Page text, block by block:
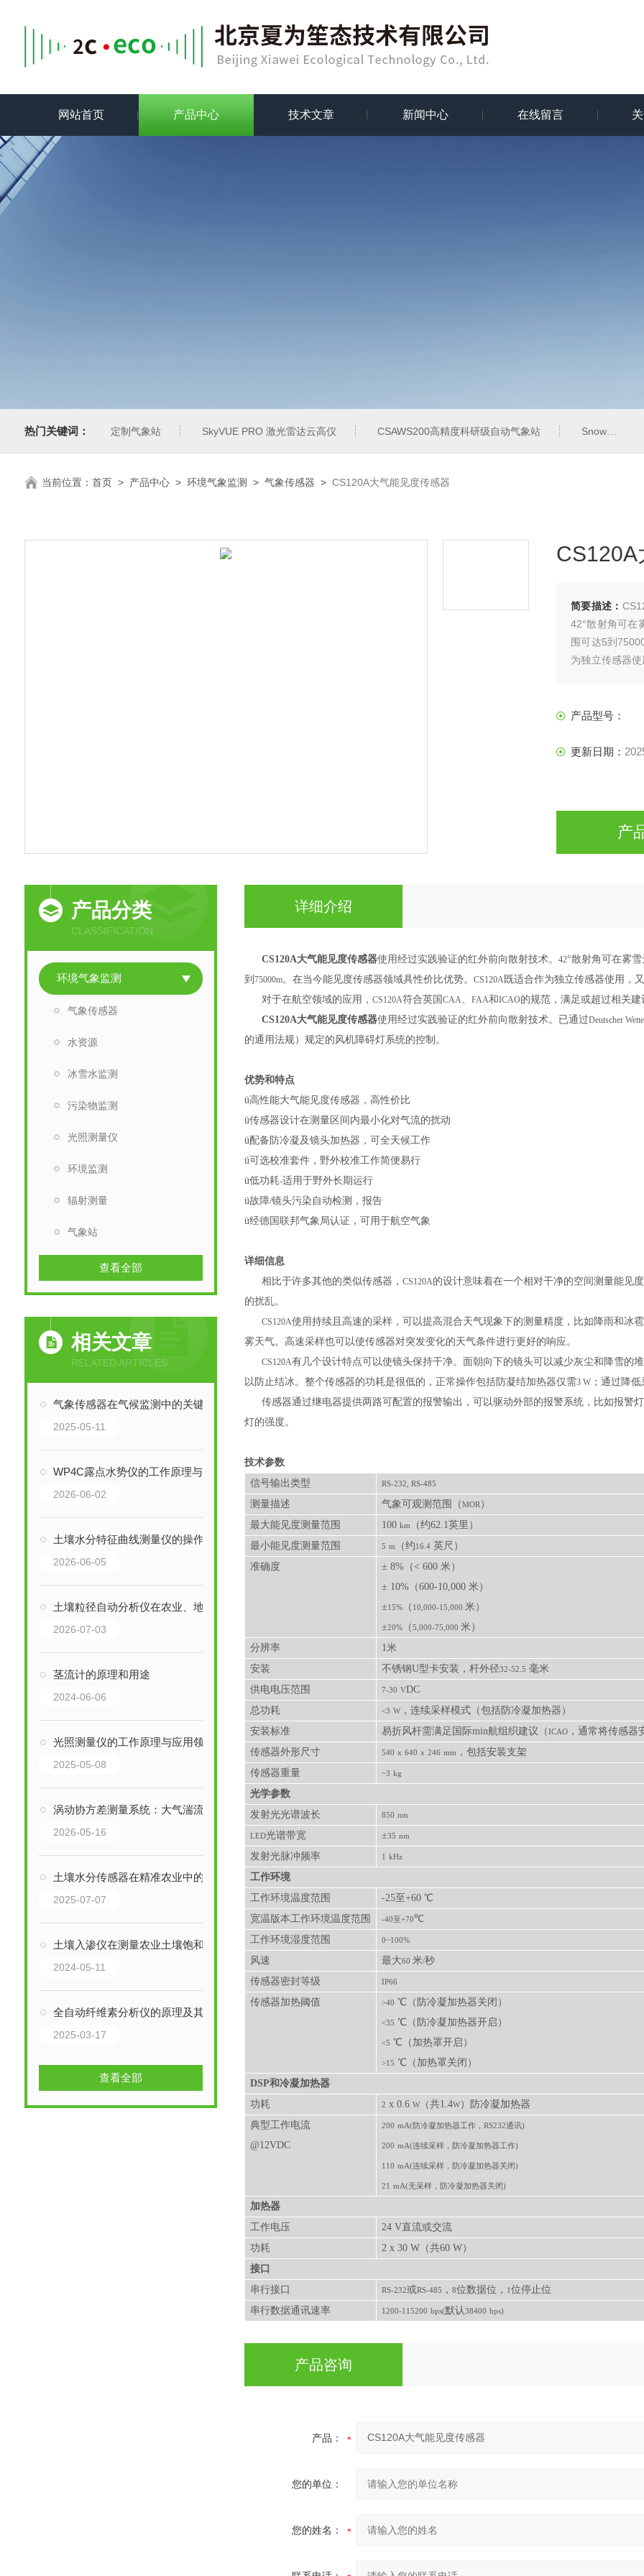
网站首页 产品中心 技术文章 新闻中心 在线留言
热门关键词： 定制气象站 SkyVUE PRO 激光雷达云高仪 CSAWS200高精度科研级自动气象站 SnowVUE10数字雪深传感器
当前位置： 首页> 产品中心> 环境气象监测 > 气象传感器 > CS120A大气能见度传感器
CS120A
简要描述：
42°散射角可在
围可达5到
为独立传感器
产品型号：
更新日期：
产
产品分类
CLASSIFICATION
环境气象监测
气象传感器
水资源
冰雪水监测
污染物监测
光照测量仪
环境监测
辐射测量
气象站
查看全部
相关文章
RELATED ARTICLES
气象传感器在气候监测中的关键作用
2025-05-11
WP4C露点水势仪的工作原理与土壤水势精准测量应用
2026-06-02
土壤水分特征曲线测量仪的操作规范与误差分析
2026-06-05
土壤粒径自动分析仪在农业、地质及生态监测中的应用
2026-07-03
茎流计的原理和用途
2024-06-06
光照测量仪的工作原理与应用领域
2025-05-08
涡动协方差测量系统：大气湍流通量监测的核心技术
2026-05-16
土壤水分传感器在精准农业中的应用
2025-07-07
土壤入渗仪在测量农业土壤饱和导水率中的应用
2024-05-11
全自动纤维素分析仪的原理及其使用注意事项
2025-03-17
查看全部
详细介绍
CS120A大气能见度传感器使用经过实践验证的红外前向散射技术。42°散射角可在雾
到75000m。在当今能见度传感器领域具性价比优势。CS120A既适合作为独立传感器使用，
对于在航空领域的应用，CS120A符合英国CAA、FAA和ICAO的规范，满足或超过相关
CS120A大气能见度传感器使用经过实践验证的红外前向散射技术。 已通过Deutscher
的通用法规）规定的风机障碍灯系统的控制。
优势和特点
ü高性能大气能见度传感器，高性价比
ü传感器设计在测量区间内最小化对气流的扰动
ü配备防冷凝及镜头加热器，可全天候工作
ü可选校准套件，野外校准工作简便易行
ü低功耗-适用于野外长期运行
ü故障/镜头污染自动检测，报告
ü经德国联邦气象局认证，可用于航空气象
详细信息
相比于许多其他的类似传感器，CS120A的设计意味着在一个相对干净的空间测量能见
的扰乱。
CS120A使用持续且高速的采样，可以提高混合天气现象下的测量精度，比如降雨和冰
雾天气。高速采样也可以使传感器对突发变化的天气条件进行更好的响应。
CS120A有几个设计特点可以使镜头保持干净。面朝向下的镜头可以减少灰尘和降雪的
以防止结冰。整个传感器的功耗是很低的，正常操作包括防凝结加热器仅需3 W ；通过降
传感器通过继电器提供两路可配置的报警输出，可以驱动外部的报警系统，比如报警
灯的强度。
技术参数
信号输出类型
RS-232, RS-485
测量描述 气象可观测范围（MOR ）
最大能见度测量范围
100km （约62.1英里）
最小能见度测量范围
5 m （约16.4 英尺）
准确度
± 8%（< 600 米）
± 10%（600-10,000 米）
±15% （ 10,000-15,000米）
±20% （5,000-75,000米）
分辨率
1米
安装
不锈钢U型卡安装，杆外径32-52.5 毫米
供电电压范围
7-30 VDC
总功耗
<3 W ，连续采样模式（包括防冷凝加热器）
安装标准
易折风杆需满足国际min航组织建议（ICAO ，通常将传感器
传感器外形尺寸
540 x 640 x 246 mm ，包括安装支架
传感器重量
~3 kg
光学参数
发射光光谱波长
850 nm
LED光谱带宽 ±35 nm
发射光脉冲频率 1 kHz
工作环境
工作环境温度范围
-25至+60 ℃
宽温版本工作环境温度范围
-40至+70℃
工作环境湿度范围
0~100%
风速 最大60米/秒
传感器密封等级
IP66
传感器加热阈值 >40 ℃（防冷凝加热器关闭）
<35 ℃（防冷凝加热器开启）
<5 ℃（加热罩开启）
>15 ℃（加热罩关闭）
DSP和冷凝加热器
功耗
2 x 0.6W （共1.4W）防冷凝加热器
典型工作电流
@12VDC
200 mA(防冷凝加热器工作，RS232通讯)
200 mA(连续采样，防冷凝加热器工作)
110 mA(连续采样，防冷凝加热器关闭)
21 mA(无采样，防冷凝加热器关闭)
加热器
工作电压
24 V直流或交流
功耗
2 x 30 W（共60 W）
接口
串行接口
RS-232或RS-485 ，8位数据位， 1位停止位
串行数据通讯速率
1200-115200 bps(默认38400 bps)
产品咨询
产品：
您的单位：
您的姓名：